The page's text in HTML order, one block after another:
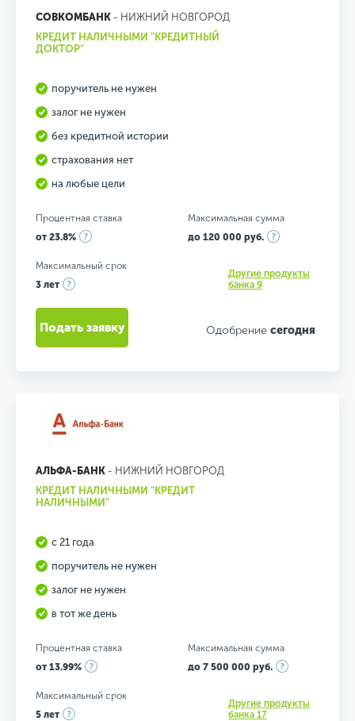
СОВКОМБАНК - НИЖНИЙ НОВГОРОД
КРЕДИТ НАЛИЧНЫМИ "КРЕДИТНЫЙ
ДОКТОР"
поручитель не нужен
залог не нужен
без кредитной истории
страхования нет
на любые цели
Процентная ставка
от 23.8%
Максимальная сумма
до 120 000 руб.
Максимальный срок
3 лет
Другие продукты
банка 9
Одобрение сегодня
Подать заявку
АЛЬФА-БАНК - НИЖНИЙ НОВГОРОД
КРЕДИТ НАЛИЧНЫМИ "КРЕДИТ
НАЛИЧНЫМИ"
с 21 года
поручитель не нужен
залог не нужен
в тот же день
Процентная ставка
от 13.99%
Максимальная сумма
до 7 500 000 руб.
Максимальный срок
5 лет
Другие продукты
банка 17